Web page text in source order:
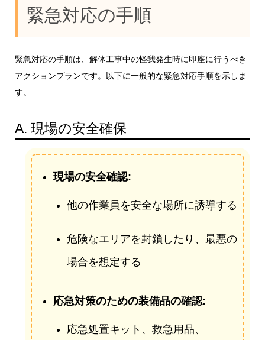
緊急対応の手順
緊急対応の手順は、解体工事中の怪我発生時に即座に行うべき
アクションプランです。以下に一般的な緊急対応手順を示しま
す。
A. 現場の安全確保
現場の安全確認:
他の作業員を安全な場所に誘導する
危険なエリアを封鎖したり、最悪の
場合を想定する
応急対策のための装備品の確認:
応急処置キット、救急用品、